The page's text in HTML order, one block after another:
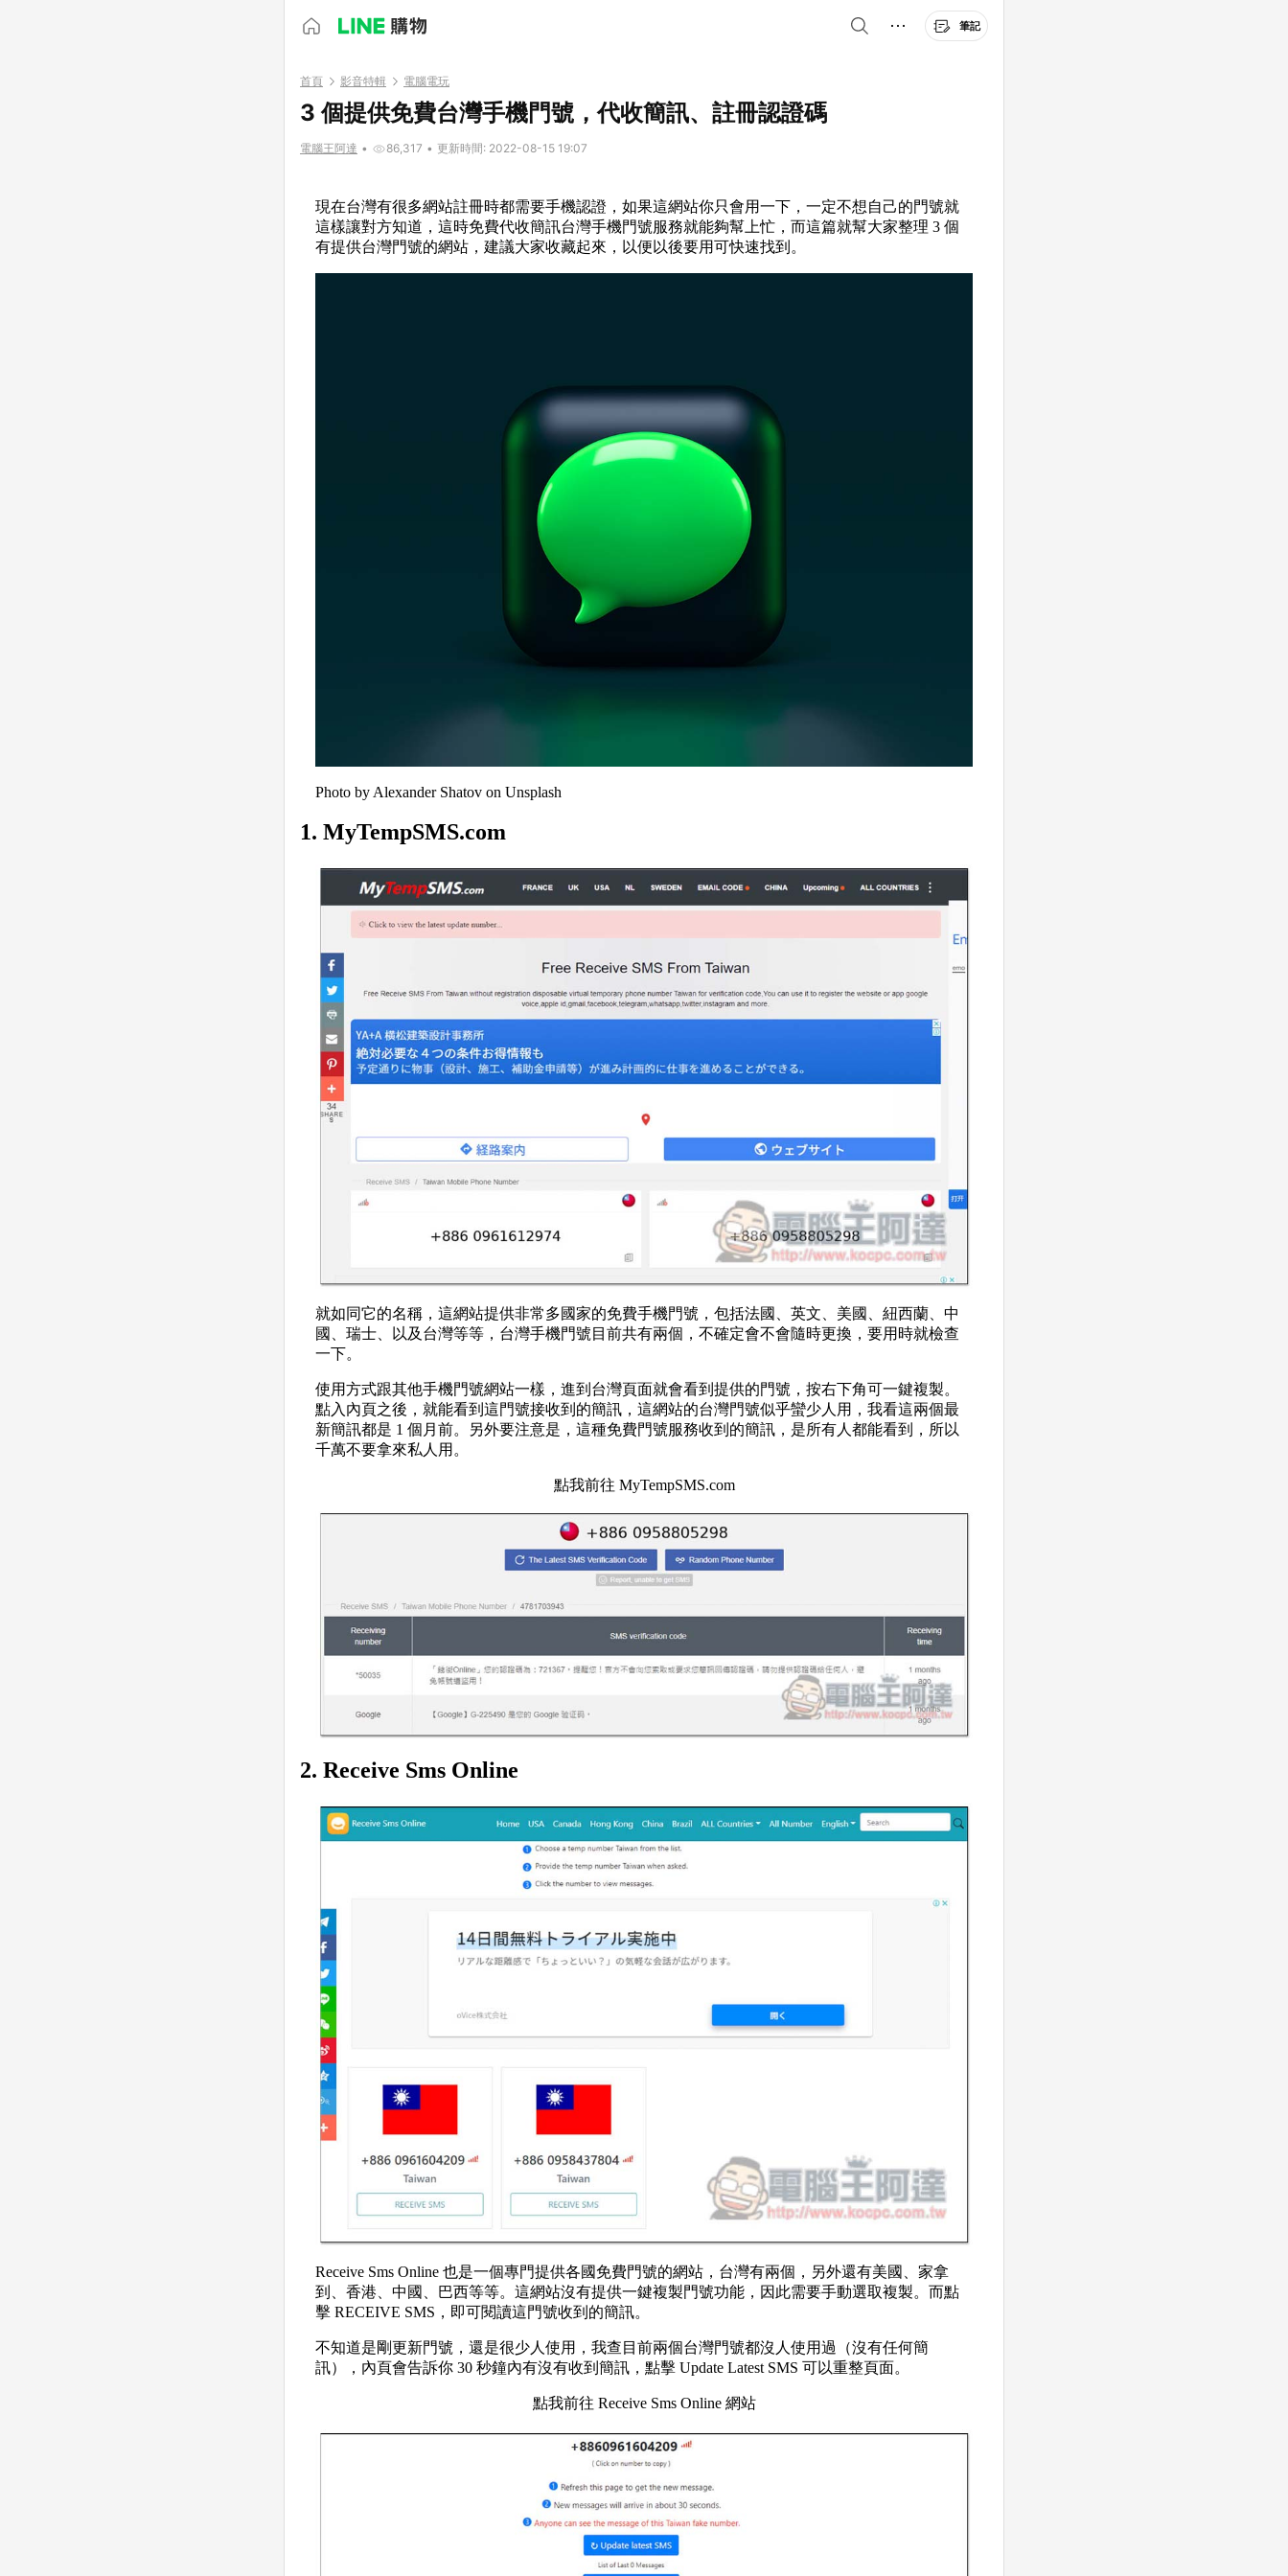
筆記
首頁 影音特輯 電腦電玩
3 個提供免費台灣手機門號，代收簡訊、註冊認證碼
電腦王阿達 • 86,317 • 更新時間: 2022-08-15 19:07
現在台灣有很多網站註冊時都需要手機認證，如果這網站你只會用一下，一定不想自己的門號就
這樣讓對方知道，這時免費代收簡訊台灣手機門號服務就能夠幫上忙，而這篇就幫大家整理 3 個
有提供台灣門號的網站，建議大家收藏起來，以便以後要用可快速找到。
Photo by Alexander Shatov on Unsplash
1. MyTempSMS.com
就如同它的名稱，這網站提供非常多國家的免費手機門號，包括法國、英文、美國、紐西蘭、中
國、瑞士、以及台灣等等，台灣手機門號目前共有兩個，不確定會不會隨時更換，要用時就檢查
一下。
使用方式跟其他手機門號網站一樣，進到台灣頁面就會看到提供的門號，按右下角可一鍵複製。
點入內頁之後，就能看到這門號接收到的簡訊，這網站的台灣門號似乎蠻少人用，我看這兩個最
新簡訊都是 1 個月前。另外要注意是，這種免費門號服務收到的簡訊，是所有人都能看到，所以
千萬不要拿來私人用。
點我前往 MyTempSMS.com
2. Receive Sms Online
Receive Sms Online 也是一個專門提供各國免費門號的網站，台灣有兩個，另外還有美國、家拿
到、香港、中國、巴西等等。這網站沒有提供一鍵複製門號功能，因此需要手動選取複製。而點
擊 RECEIVE SMS，即可閱讀這門號收到的簡訊。
不知道是剛更新門號，還是很少人使用，我查目前兩個台灣門號都沒人使用過（沒有任何簡
訊），內頁會告訴你 30 秒鐘內有沒有收到簡訊，點擊 Update Latest SMS 可以重整頁面。
點我前往 Receive Sms Online 網站